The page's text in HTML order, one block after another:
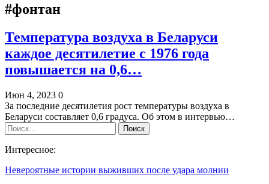
#фонтан
Температура воздуха в Беларуси
каждое десятилетие с 1976 года
повышается на 0,6…
Июн 4, 2023 0
За последние десятилетия рост температуры воздуха в
Беларуси составляет 0,6 градуса. Об этом в интервью…
Интересное:
Невероятные истории выживших после удара молнии